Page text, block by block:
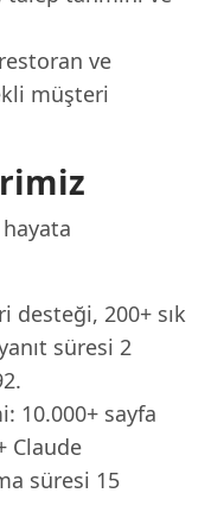
ve
müşteri
desteği, 200+ sık
süresi 2
10.000+ sayfa
Claude
süresi 15